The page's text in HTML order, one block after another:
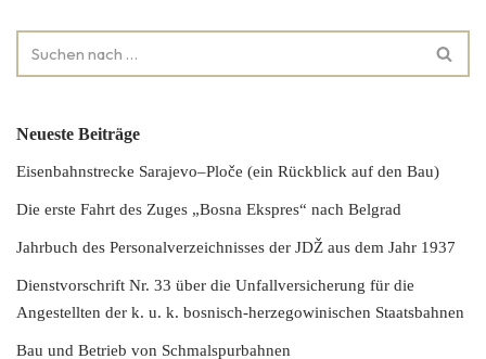
Neueste Beiträge
Eisenbahnstrecke Sarajevo–Ploče (ein Rückblick auf den Bau)
Die erste Fahrt des Zuges „Bosna Ekspres“ nach Belgrad
Jahrbuch des Personalverzeichnisses der JDŽ aus dem Jahr 1937
Dienstvorschrift Nr. 33 über die Unfallversicherung für die
Angestellten der k. u. k. bosnisch-herzegowinischen Staatsbahnen
Bau und Betrieb von Schmalspurbahnen